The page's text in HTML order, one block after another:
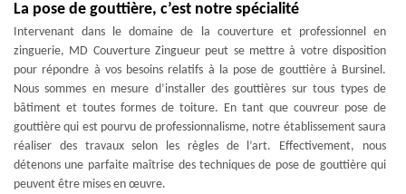
La pose de gouttière, c’est notre spécialité
Intervenant dans le domaine de la couverture et professionnel en
zinguerie, MD Couverture Zingueur peut se mettre à votre disposition
pour répondre à vos besoins relatifs à la pose de gouttière à Bursinel.
Nous sommes en mesure d’installer des gouttières sur tous types de
bâtiment et toutes formes de toiture. En tant que couvreur pose de
gouttière qui est pourvu de professionnalisme, notre établissement saura
réaliser des travaux selon les règles de l’art. Effectivement, nous
détenons une parfaite maîtrise des techniques de pose de gouttière qui
peuvent être mises en œuvre.